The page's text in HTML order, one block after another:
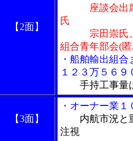
【2面】
座談会
氏
宗田崇氏、
組合青年部会(
・船舶輸出組
１２３万５６９
手持工事量
【3面】
・オーナー業
内航市況と
注視